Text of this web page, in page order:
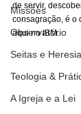
Missões
Observatório
Seitas e
Teologia &
A Igreja e a Lei
de servir,
consagração, é o
aqui no IBM.